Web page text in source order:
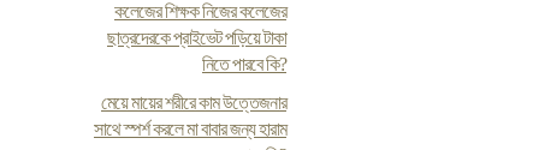
কলেজের শিক্ষক নিজের কলেজের
ছাত্রদেরকে প্রাইভেট পড়িয়ে টাকা
নিতে পারবে কি?
মেয়ে মায়ের শরীরে কাম উত্তেজনার
সাথে স্পর্শ করলে মা বাবার জন্য হারাম